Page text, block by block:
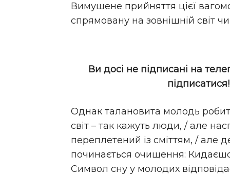
Вимушене прийняття цієї
спрямовану на зовнішній світ
Ви досі не підписані на
Однак талановита молодь
світ – так кажуть люди, / але
переплетений із сміттям, / але
починається очищення:
Символ сну у молодих